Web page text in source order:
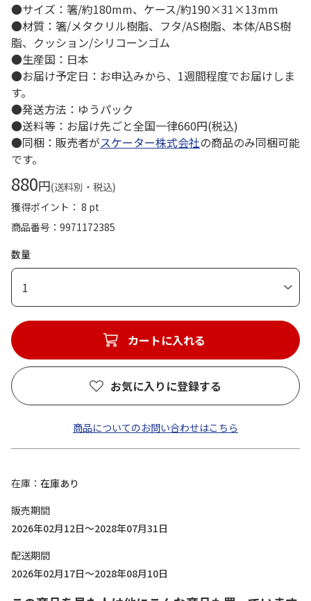
●サイズ：箸/約180mm、ケース/約190×31×13mm
●材質：箸/メタクリル樹脂、フタ/AS樹脂、本体/ABS樹
脂、クッション/シリコーンゴム
●生産国：日本
●お届け予定日：お申込みから、1週間程度でお届けしま
す。
●発送方法：ゆうパック
●送料等：お届け先ごと全国一律660円(税込)
●同梱：販売者がスケーター株式会社の商品のみ同梱可能
です。
880円(送料別・税込)
獲得ポイント： 8 pt
商品番号
9971172385
数量
1
カートに入れる
お気に入りに登録する
商品についてのお問い合わせはこちら
在庫
在庫あり
販売期間
2026年02月12日～2028年07月31日
配送期間
2026年02月17日～2028年08月10日